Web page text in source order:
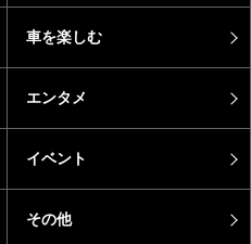
車を楽しむ
エンタメ
イベント
その他